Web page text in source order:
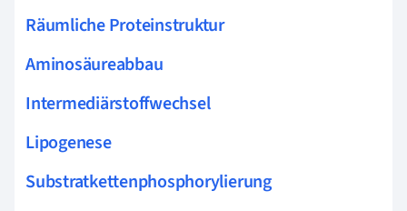
Räumliche Proteinstruktur
Aminosäureabbau
Intermediärstoffwechsel
Lipogenese
Substratkettenphosphorylierung